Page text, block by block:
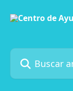
Buscar artículos...